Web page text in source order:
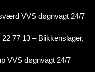
VVS døgnvagt 24/7
77 13 – Blikkenslager,
VVS døgnvagt 24/7